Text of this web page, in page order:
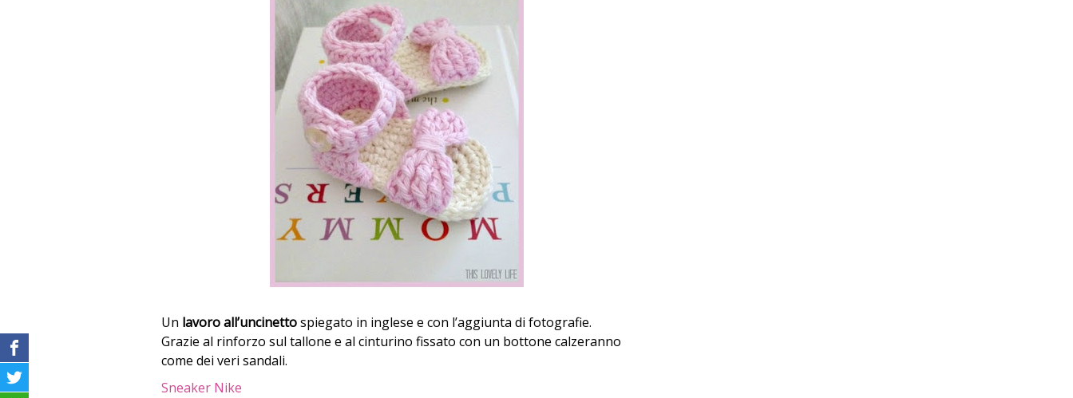
Un lavoro all’uncinettospiegato in inglese e con l’aggiunta di fotografie.
Grazie al rinforzo sul tallone e al cinturino fissato con un bottone calzeranno
come dei veri sandali.
Sneaker Nike